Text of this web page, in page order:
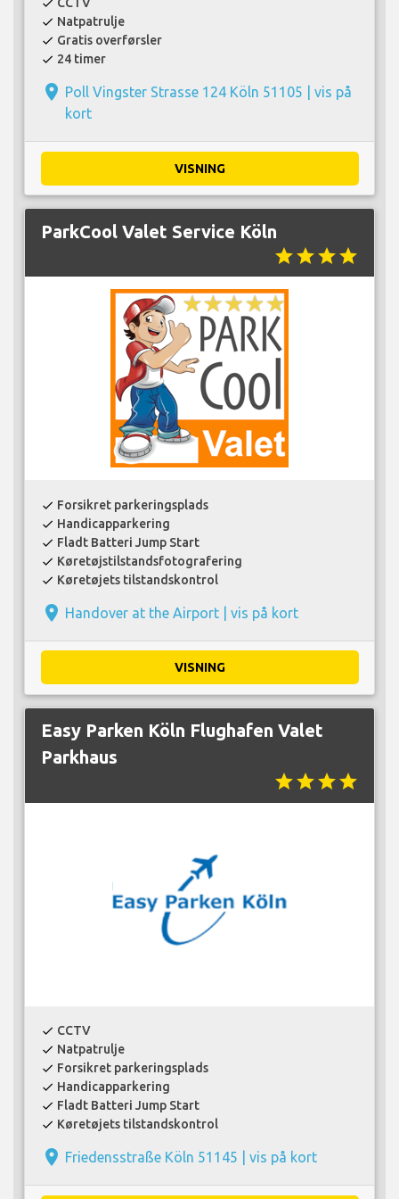
check
check Natpatrulje
check Gratis overførsler
check 24 timer
place Poll Vingster Strasse 124 Köln 51105 | vis på
kort
VISNING
ParkCool Valet Service Köln
starstarstarstar
check Forsikret parkeringsplads
check Handicapparkering
check Fladt Batteri Jump Start
check Køretøjstilstandsfotografering
check Køretøjets tilstandskontrol
place Handover at the Airport | vis på kort
VISNING
Easy Parken Köln Flughafen Valet
Parkhaus
starstarstarstar
check CCTV
check Natpatrulje
check Forsikret parkeringsplads
check Handicapparkering
check Fladt Batteri Jump Start
check Køretøjets tilstandskontrol
place Friedensstraße Köln 51145 | vis på kort